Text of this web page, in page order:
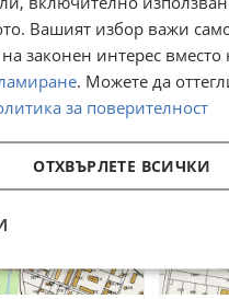
Запад
000€
лв
Запад
гр.
454
887
Вашият избор важи
законен интерес
. Можете да
за поверителност
ОТХВЪРЛЕТЕ ВСИЧКИ